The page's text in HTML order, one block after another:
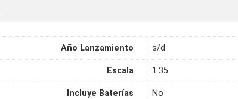
Año Lanzamiento s/d
Escala 1:35
Incluye Baterías No